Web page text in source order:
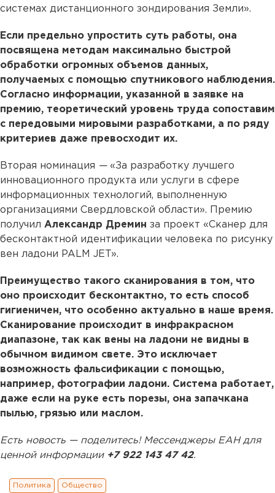
системах дистанционного зондирования Земли».
Если предельно упростить суть работы, она
посвящена методам максимально быстрой
обработки огромных объемов данных,
получаемых с помощью спутникового наблюдения.
Согласно информации, указанной в заявке на
премию, теоретический уровень труда сопоставим
с передовыми мировыми разработками, а по ряду
критериев даже превосходит их.
Вторая номинация —«За разработку лучшего
инновационного продукта или услуги в сфере
информационных технологий, выполненную
организациями Свердловской области». Премию
получил Александр Дремин за проект «Сканер для
бесконтактной идентификации человека по рисунку
вен ладони PALM JET».
Преимущество такого сканирования в том, что
оно происходит бесконтактно, то есть способ
гигиеничен, что особенно актуально в наше время.
Сканирование происходит в инфракрасном
диапазоне, так как вены на ладони не видны в
обычном видимом свете. Это исключает
возможность фальсификации с помощью,
например, фотографии ладони. Система работает,
даже если на руке есть порезы, она запачкана
пылью, грязью или маслом.
Есть новость — поделитесь! Мессенджеры ЕАН для
ценной информации +7 922 143 47 42.
Политика Общество